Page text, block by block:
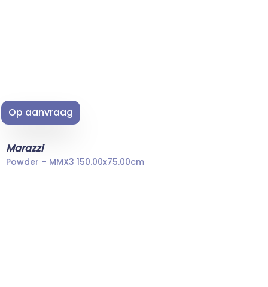
Op aanvraag
Marazzi
Powder – MMX3 150.00x75.00cm